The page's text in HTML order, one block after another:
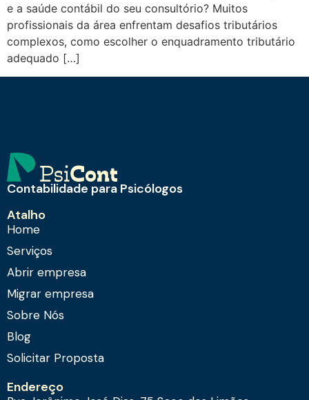
e a saúde contábil do seu consultório? Muitos
profissionais da área enfrentam desafios tributários
complexos, como escolher o enquadramento tributário
adequado […]
Contabilidade para Psicólogos
Atalho
Home
Serviços
Abrir empresa
Migrar empresa
Sobre Nós
Blog
Solicitar Proposta
Endereço